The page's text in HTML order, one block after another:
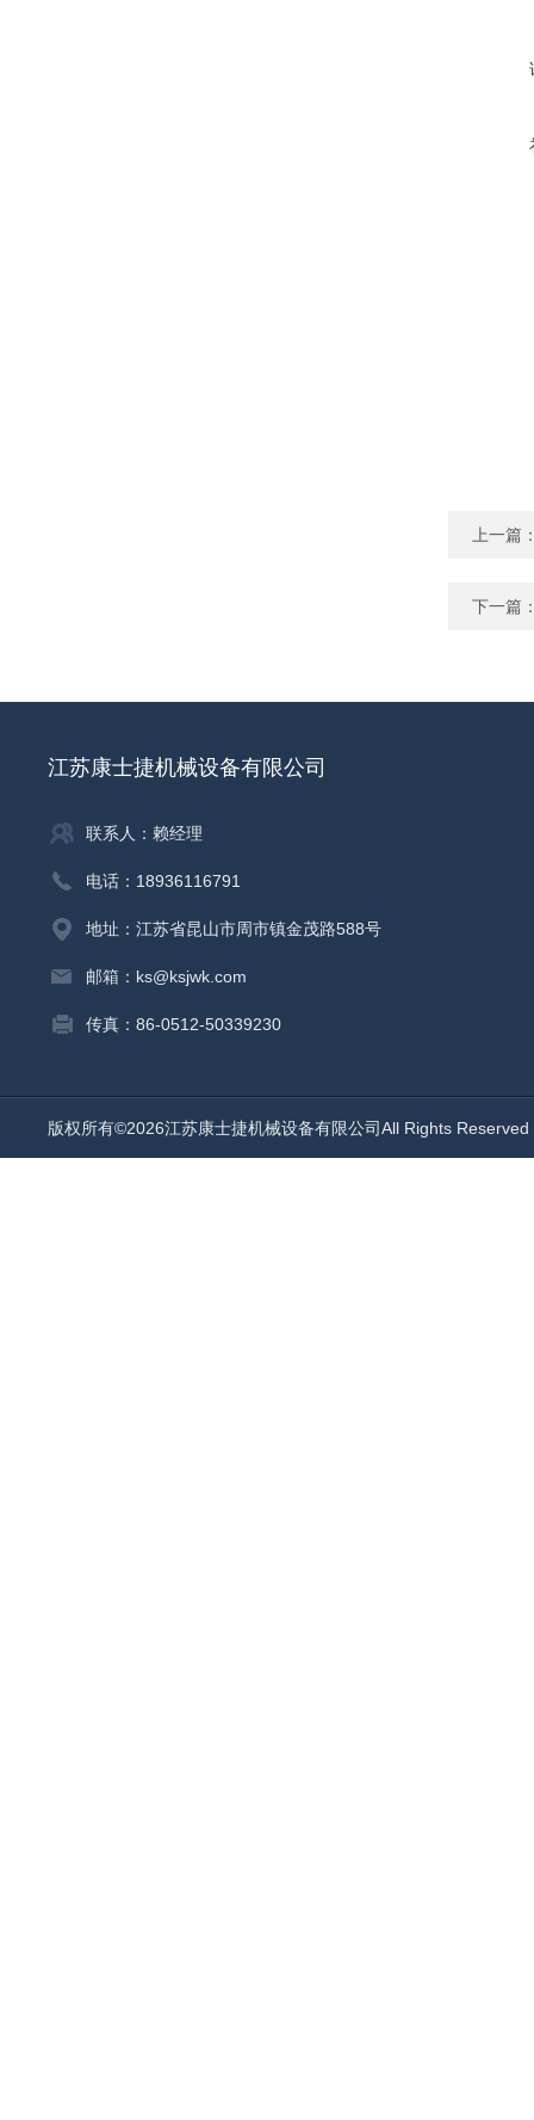
上一篇
下一篇
江苏康士捷机械设备有限公司
联系人：赖经理
电话：18936116791
地址：江苏省昆山市周市镇金茂路588号
邮箱：ks@ksjwk.com
传真：86-0512-50339230
版权所有©2026江苏康士捷机械设备有限公司All Rights